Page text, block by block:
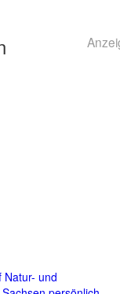
Natur- und